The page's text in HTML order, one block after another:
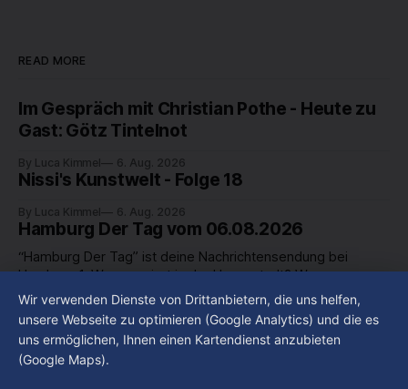
READ MORE
Im Gespräch mit Christian Pothe - Heute zu
Gast: Götz Tintelnot
By Luca Kimmel 6. Aug. 2026
Nissi's Kunstwelt - Folge 18
By Luca Kimmel 6. Aug. 2026
Hamburg Der Tag vom 06.08.2026
“Hamburg Der Tag” ist deine Nachrichtensendung bei
Hamburg 1. Was passiert in der Hansestadt? Was
beschäftigt die Hamburgerinnen und Hamburger? Was steht
in unserer Stadt an? Fragen, die von Montag bis Freitag LIVE
um 18 Uhr beantwortet werden - auf YouTube und im TV.
By Luca Kimmel 6. Aug. 2026
Hamburg Der Tag vom 05.08.2026
“Hamburg Der Tag” ist deine Nachrichtensendung bei
Hamburg 1. Was passiert in der Hansestadt? Was
Wir verwenden Dienste von Drittanbietern, die uns helfen,
unsere Webseite zu optimieren (Google Analytics) und die es
uns ermöglichen, Ihnen einen Kartendienst anzubieten
(Google Maps).